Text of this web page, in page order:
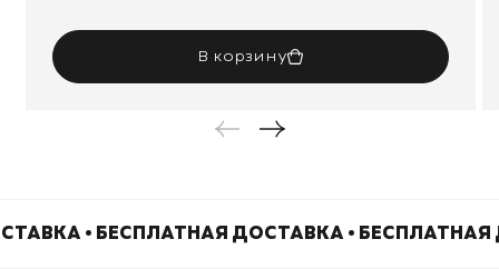
В корзину
• БЕСПЛАТНАЯ ДОСТАВКА •